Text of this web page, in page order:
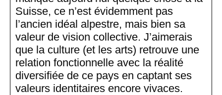
Suisse, ce n’est évidemment pas
l’ancien idéal alpestre, mais bien sa
valeur de vision collective. J’aimerais
que la culture (et les arts) retrouve une
relation fonctionnelle avec la réalité
diversifiée de ce pays en captant ses
valeurs identitaires encore vivaces.